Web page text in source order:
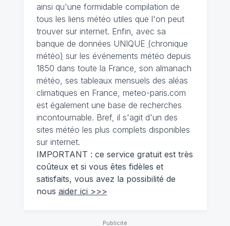
ainsi qu'une formidable compilation de
tous les liens météo utiles que l'on peut
trouver sur internet. Enfin, avec sa
banque de données UNIQUE (chronique
météo) sur les événements météo depuis
1850 dans toute la France, son almanach
météo, ses tableaux mensuels des aléas
climatiques en France, meteo-paris.com
est également une base de recherches
incontournable. Bref, il s'agit d'un des
sites météo les plus complets disponibles
sur internet.
IMPORTANT : ce service gratuit est très
coûteux et si vous êtes fidèles et
satisfaits, vous avez la possibilité de
nous aider ici >>>